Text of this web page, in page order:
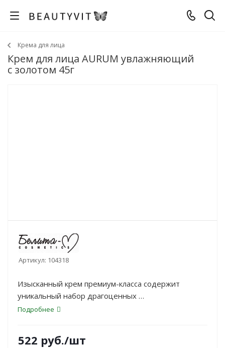
Крема для лица
Крем для лица AURUM увлажняющий
с золотом 45г
Артикул: 104318
Изысканный крем премиум-класса содержит
уникальный набор драгоценных
ингредиентов для безупречного сияния вашей
Подробнее
522 руб./шт